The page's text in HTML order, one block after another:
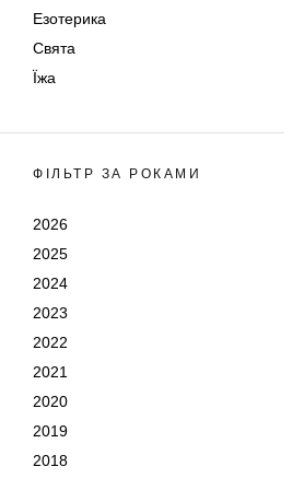
Езотерика
Свята
Їжа
ФІЛЬТР ЗА РОКАМИ
2026
2025
2024
2023
2022
2021
2020
2019
2018